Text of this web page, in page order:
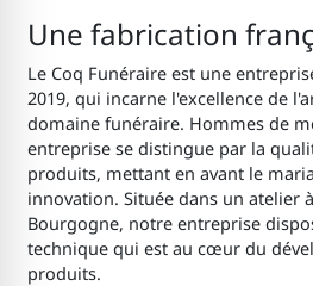
Une fabrication
Le Coq Funéraire est une
2019, qui incarne l'excellence de
domaine funéraire. Hommes de
entreprise se distingue par la
produits, mettant en avant le
innovation. Située dans un atelier
Bourgogne, notre entreprise
technique qui est au cœur du
produits.